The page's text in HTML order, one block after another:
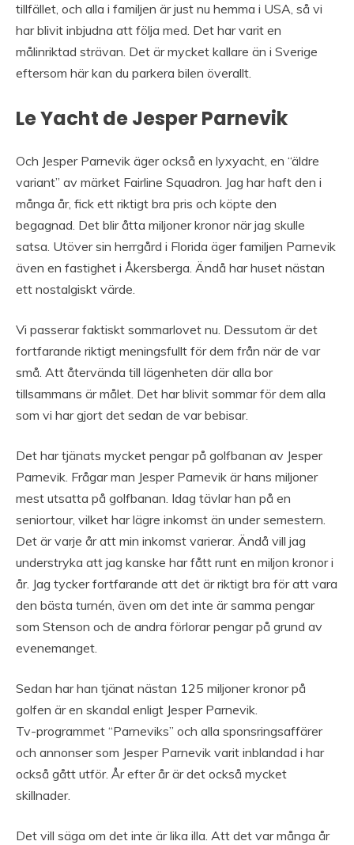
tillfället, och alla i familjen är just nu hemma i USA, så vi
har blivit inbjudna att följa med. Det har varit en
målinriktad strävan. Det är mycket kallare än i Sverige
eftersom här kan du parkera bilen överallt.
Le Yacht de Jesper Parnevik
Och Jesper Parnevik äger också en lyxyacht, en “äldre
variant” av märket Fairline Squadron. Jag har haft den i
många år, fick ett riktigt bra pris och köpte den
begagnad. Det blir åtta miljoner kronor när jag skulle
satsa. Utöver sin herrgård i Florida äger familjen Parnevik
även en fastighet i Åkersberga. Ändå har huset nästan
ett nostalgiskt värde.
Vi passerar faktiskt sommarlovet nu. Dessutom är det
fortfarande riktigt meningsfullt för dem från när de var
små. Att återvända till lägenheten där alla bor
tillsammans är målet. Det har blivit sommar för dem alla
som vi har gjort det sedan de var bebisar.
Det har tjänats mycket pengar på golfbanan av Jesper
Parnevik. Frågar man Jesper Parnevik är hans miljoner
mest utsatta på golfbanan. Idag tävlar han på en
seniortour, vilket har lägre inkomst än under semestern.
Det är varje år att min inkomst varierar. Ändå vill jag
understryka att jag kanske har fått runt en miljon kronor i
år. Jag tycker fortfarande att det är riktigt bra för att vara
den bästa turnén, även om det inte är samma pengar
som Stenson och de andra förlorar pengar på grund av
evenemanget.
Sedan har han tjänat nästan 125 miljoner kronor på
golfen är en skandal enligt Jesper Parnevik.
Tv-programmet “Parneviks” och alla sponsringsaffärer
och annonser som Jesper Parnevik varit inblandad i har
också gått utför. År efter år är det också mycket
skillnader.
Det vill säga om det inte är lika illa. Att det var många år